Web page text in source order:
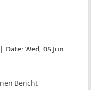
Wed, 05 Jun
Bericht